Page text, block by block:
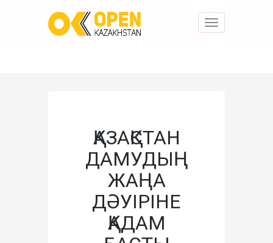
Toggle
ҚАЗАҚСТАН
ДАМУДЫҢ
ЖАҢА
ДӘУІРІНЕ
ҚАДАМ